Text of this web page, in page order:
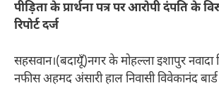
पीड़िता के प्रार्थना पत्र पर आरोपी दंपति के
रिपोर्ट दर्ज
सहसवान।(बदायूँ)नगर के मोहल्ला इशापुर नवादा
नफीस अहमद अंसारी हाल निवासी विवेकानंद